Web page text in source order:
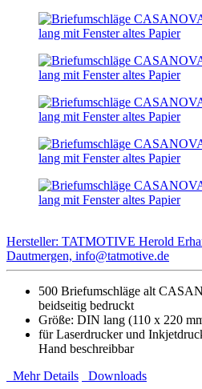
Hersteller: TATMOTIVE Herold
Dautmergen, info@tatmotive.de
500 Briefumschläge alt
beidseitig bedruckt
Größe: DIN lang (110 x 220
für Laserdrucker und
Hand beschreibbar
Mehr Details
Downloads